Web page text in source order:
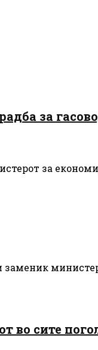
за
за
заменик
во сите